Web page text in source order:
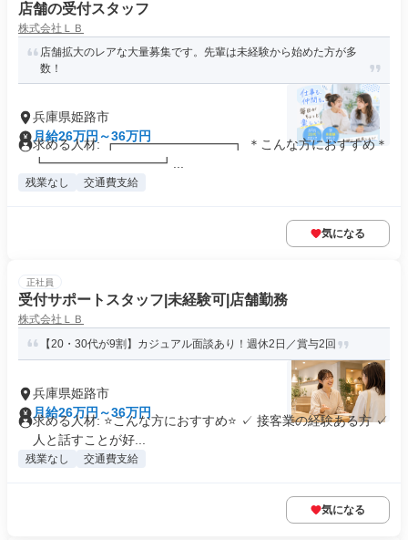
店舗の受付スタッフ
株式会社ＬＢ
店舗拡大のレアな大量募集です。先輩は未経験から始めた方が多
数！
兵庫県姫路市
月給26万円～36万円
求める人材: ┏━━━━━━━━━┓ ＊こんな方におすすめ＊
┗━━━━━━━━━┛...
残業なし 交通費支給
気になる
正社員
受付サポートスタッフ|未経験可|店舗勤務
株式会社ＬＢ
【20・30代が9割】カジュアル面談あり！週休2日／賞与2回
兵庫県姫路市
月給26万円～36万円
求める人材: ⭐こんな方におすすめ⭐ ✓ 接客業の経験ある方 ✓
人と話すことが好...
残業なし 交通費支給
気になる